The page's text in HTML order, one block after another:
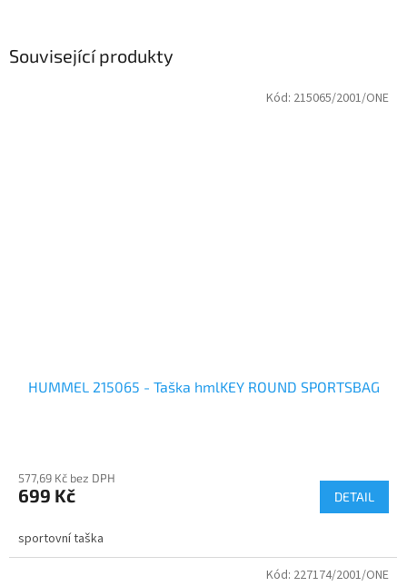
Související produkty
HUMMEL 215065 - Taška hmlKEY ROUND SPORTSBAG
577,69 Kč bez DPH
699 Kč DETAIL
sportovní taška
Kód: 215065/2001/ONE
Kód: 227174/2001/ONE